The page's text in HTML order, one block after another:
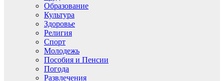
Образование
Культура
Здоровье
Религия
Спорт
Молодежь
Пособия и Пенсии
Погода
Развлечения